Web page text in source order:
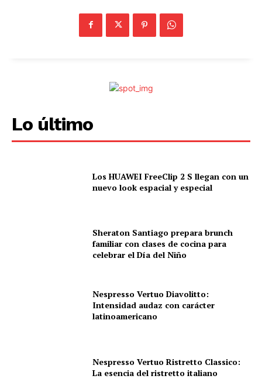
Lo último
Los HUAWEI FreeClip 2 S llegan con un
nuevo look espacial y especial
Sheraton Santiago prepara brunch
familiar con clases de cocina para
celebrar el Día del Niño
Nespresso Vertuo Diavolitto:
Intensidad audaz con carácter
latinoamericano
Nespresso Vertuo Ristretto Classico:
La esencia del ristretto italiano